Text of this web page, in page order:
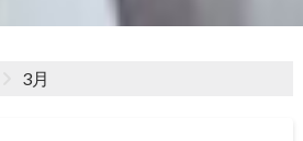
3月